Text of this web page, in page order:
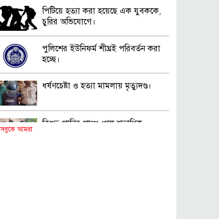
পিটিয়ে হত্যা করা হয়েছে এক যুবককে,
চুরির অভিযোগে।
পুলিশের ইউনিফর্ম শীঘ্রই পরিবর্তন করা
হচ্ছে।
ধর্ষণচেষ্টা ও হত্যা মামলায় মৃত্যুদণ্ড।
বিশুদ্ধ পানির পাম্প পেল শতাধিক
আমরা